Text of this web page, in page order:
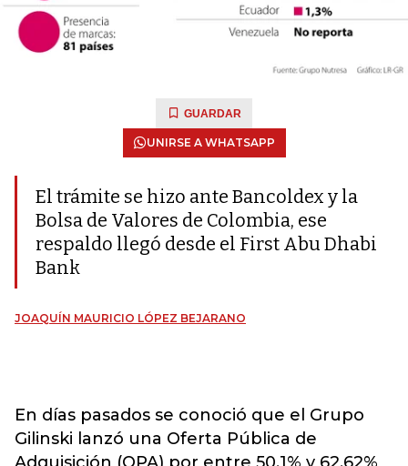
GUARDAR
UNIRSE A WHATSAPP
El trámite se hizo ante Bancoldex y la
Bolsa de Valores de Colombia, ese
respaldo llegó desde el First Abu Dhabi
Bank
JOAQUÍN MAURICIO LÓPEZ BEJARANO
En días pasados se conoció que el Grupo
Gilinski lanzó una Oferta Pública de